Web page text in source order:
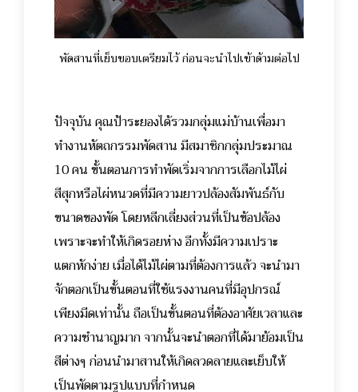
พัดสานที่เย็บขอบเตรียมไว้ ก่อนจะนำไปเข้าด้ามต่อไป
ปัจจุบัน คุณป้าระยองได้รวมกลุ่มแม่บ้านเพื่อมา
ทำงานหัตถกรรมพัดสาน มีสมาชิกกลุ่มประมาณ
10 คน ขั้นตอนการทำพัดเริ่มจากการเลือกไม้ไผ่
สีสุกหรือไผ่หนวดที่มีความยาวปล้องสัมพันธ์กับ
ขนาดของพัด โดยหลีกเลี่ยงส่วนที่เป็นข้อปล้อง
เพราะจะทำให้เกิดรอยห่าง อีกทั้งมีความเปราะ
แตกหักง่าย เมื่อได้ไม้ไผ่ตามที่ต้องการแล้ว จะนำมา
จักตอกเป็นขั้นตอนที่ใช้แรงงานคนที่มีอุปกรณ์
เพียงมีดเท่านั้น ถือเป็นขั้นตอนที่ต้องอาศัยเวลาและ
ความชำนาญมาก จากนั้นจะนำตอกที่ได้มาย้อมเป็น
สีต่างๆ ก่อนนำมาสานให้เกิดลวดลายและเย็บให้
เป็นพัดตามรูปแบบที่กำหนด